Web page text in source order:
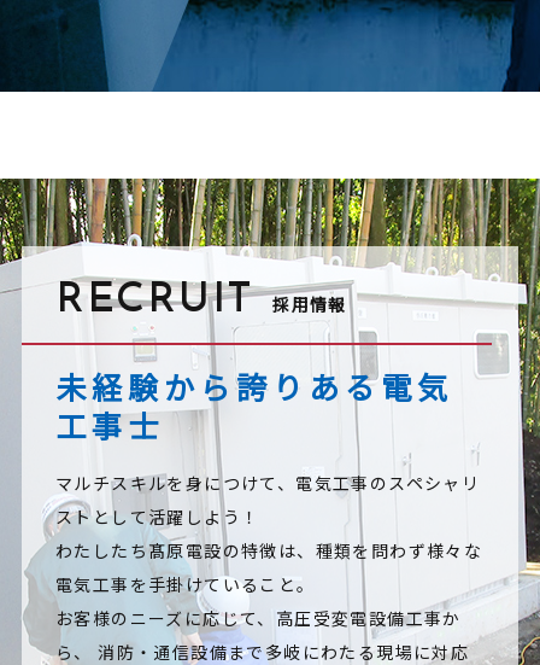
RECRUIT 採用情報
未経験から誇りある電気
工事士
マルチスキルを身につけて、電気工事のスペシャリ
ストとして活躍しよう！
わたしたち髙原電設の特徴は、種類を問わず様々な
電気工事を手掛けていること。
お客様のニーズに応じて、高圧受変電設備工事か
ら、
消防・通信設備まで多岐にわたる現場に対応